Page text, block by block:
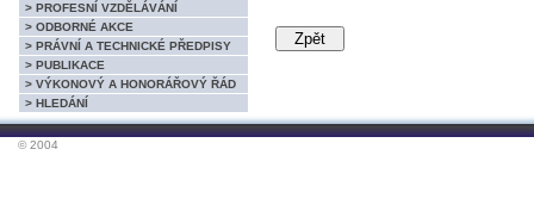
> PROFESNÍ VZDĚLÁVÁNÍ
> ODBORNÉ AKCE
> PRÁVNÍ A TECHNICKÉ PŘEDPISY
> PUBLIKACE
> VÝKONOVÝ A HONORÁŘOVÝ ŘÁD
> HLEDÁNÍ
© 2004